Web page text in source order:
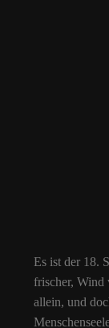
Es ist der 18.
frischer, Wind
allein, und